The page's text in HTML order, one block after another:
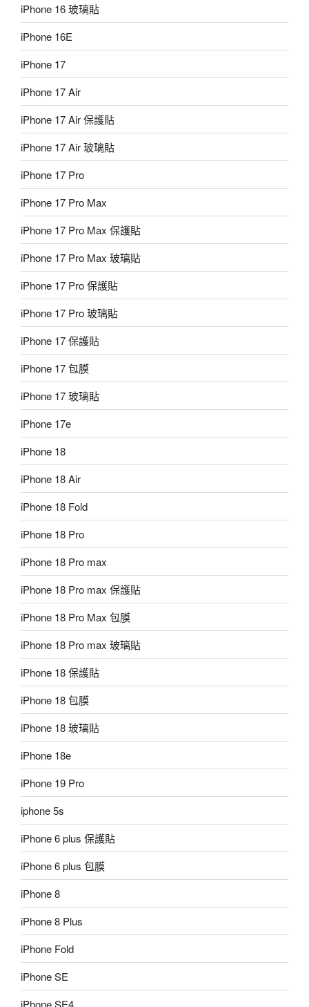
iPhone 16 玻璃貼
iPhone 16E
iPhone 17
iPhone 17 Air
iPhone 17 Air 保護貼
iPhone 17 Air 玻璃貼
iPhone 17 Pro
iPhone 17 Pro Max
iPhone 17 Pro Max 保護貼
iPhone 17 Pro Max 玻璃貼
iPhone 17 Pro 保護貼
iPhone 17 Pro 玻璃貼
iPhone 17 保護貼
iPhone 17 包膜
iPhone 17 玻璃貼
iPhone 17e
iPhone 18
iPhone 18 Air
iPhone 18 Fold
iPhone 18 Pro
iPhone 18 Pro max
iPhone 18 Pro max 保護貼
iPhone 18 Pro Max 包膜
iPhone 18 Pro max 玻璃貼
iPhone 18 保護貼
iPhone 18 包膜
iPhone 18 玻璃貼
iPhone 18e
iPhone 19 Pro
iphone 5s
iPhone 6 plus 保護貼
iPhone 6 plus 包膜
iPhone 8
iPhone 8 Plus
iPhone Fold
iPhone SE
iPhone SE4